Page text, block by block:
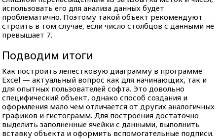
использовать его для анализа данных будет
проблематично. Поэтому такой объект рекомендуют
строить в том случае, если число столбцов с данными не
превышает 7.
Подводим итоги
Как построить лепестковую диаграмму в программе
Excel — актуальный вопрос как для начинающих, так и
для опытных пользователей софта. Это довольно
специфический объект, однако способ создания и
оформления мало чем отличается от других аналогичных
графиков и гистограмм. Для построения достаточно
выделить заполненные ячейки с данными, выполнить
вставку объекта и оформить вспомогательные подписи.